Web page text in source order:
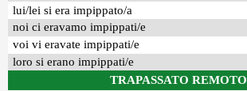
lui/lei si era impippato/a
noi ci eravamo impippati/e
voi vi eravate impippati/e
loro si erano impippati/e
TRAPASSATO REMOTO